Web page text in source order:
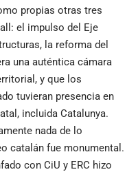
propias otras tres
el impulso del Eje
la reforma del
una auténtica cámara
y que los
tuvieran presencia en
incluida Catalunya.
nada de lo
catalán fue monumental.
con CiU y ERC hizo